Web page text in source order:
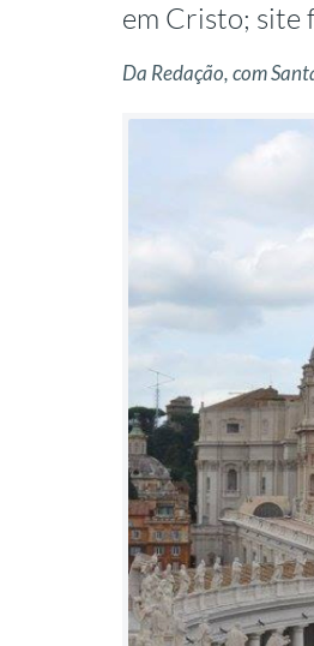
em Cristo; site
Da Redação, com